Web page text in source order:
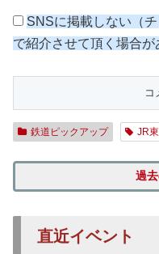
SNSに掲載しない（
で紹介させて頂く場合が
鉄道ピックアップ JR
過
直近イベント